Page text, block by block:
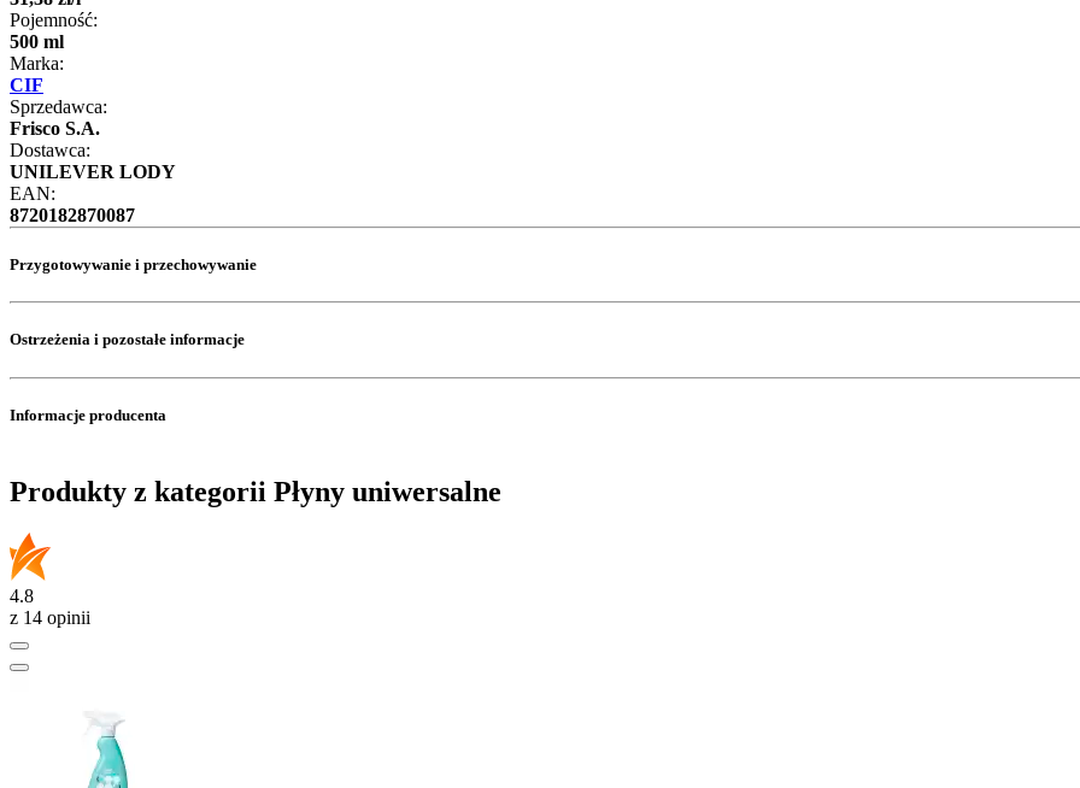
Pojemność:
500 ml
Marka:
CIF
Sprzedawca:
Frisco S.A.
Dostawca:
UNILEVER LODY
EAN:
8720182870087
Przygotowywanie i przechowywanie
Ostrzeżenia i pozostałe informacje
Informacje producenta
Produkty z kategorii Płyny uniwersalne
4.8
z 14 opinii